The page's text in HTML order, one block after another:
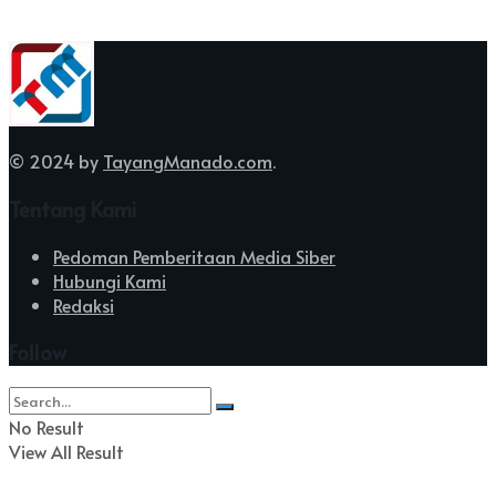
© 2024 by TayangManado.com.
Pedoman Pemberitaan Media Siber
Hubungi Kami
Redaksi
No Result
View All Result